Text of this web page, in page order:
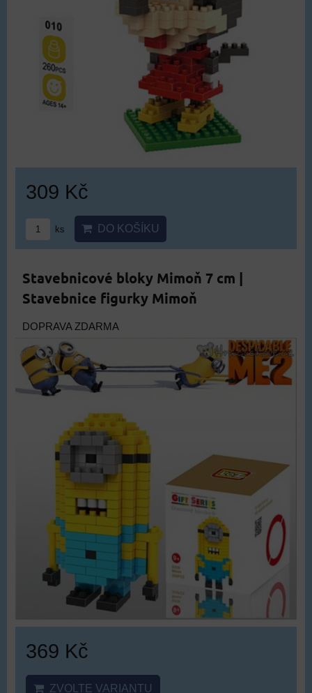
309 Kč
ks DO KOŠÍKU
Stavebnicové bloky Mimoň 7 cm |
Stavebnice figurky Mimoň
DOPRAVA ZDARMA
369 Kč
ZVOLTE VARIANTU